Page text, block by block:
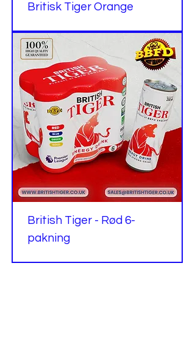
Britisk Tiger Orange
British Tiger - Rød 6-
pakning